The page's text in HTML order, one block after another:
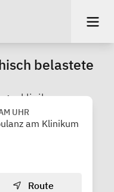
belastete
am
UHR
am Klinikum
Route